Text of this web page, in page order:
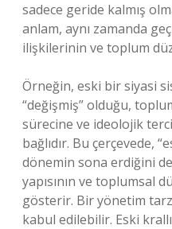
sadece geride kalmış
anlam, aynı zamanda
ilişkilerinin ve toplum
Örneğin, eski bir siyasi
“değişmiş” olduğu,
sürecine ve ideolojik
bağlıdır. Bu çerçevede,
dönemin sona erdiğini
yapısının ve toplumsal
gösterir. Bir yönetim
kabul edilebilir. Eski